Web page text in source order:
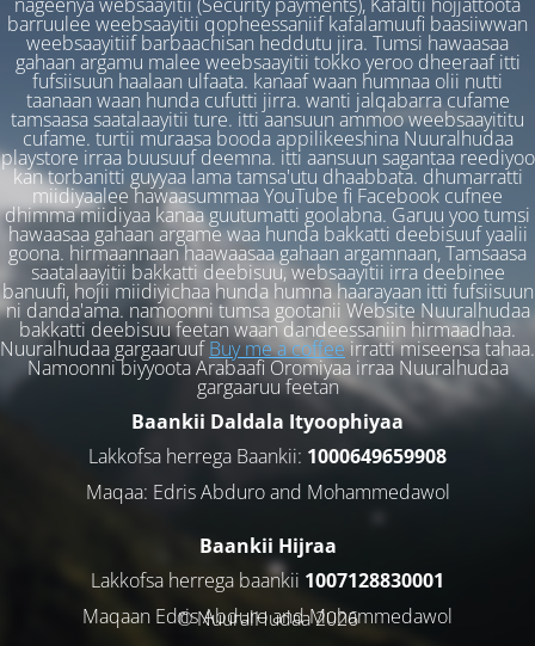
barruulee weebsaayitii qopheessaniif kafalamuufi baasiiwwan
weebsaayitiif barbaachisan heddutu jira. Tumsi hawaasaa
gahaan argamu malee weebsaayitii tokko yeroo dheeraaf itti
fufsiisuun haalaan ulfaata. kanaaf waan humnaa olii nutti
taanaan waan hunda cufutti jirra. wanti jalqabarra cufame
tamsaasa saatalaayitii ture. itti aansuun ammoo weebsaayititu
cufame. turtii muraasa booda appilikeeshina Nuuralhudaa
playstore irraa buusuuf deemna. itti aansuun sagantaa reediyoo
kan torbanitti guyyaa lama tamsa'utu dhaabbata. dhumarratti
miidiyaalee hawaasummaa YouTube fi Facebook cufnee
dhimma miidiyaa kanaa guutumatti goolabna. Garuu yoo tumsi
hawaasaa gahaan argame waa hunda bakkatti deebisuuf yaalii
goona. hirmaannaan haawaasaa gahaan argamnaan, Tamsaasa
saatalaayitii bakkatti deebisuu, websaayitii irra deebinee
banuufi, hojii miidiyichaa hunda humna haarayaan itti fufsiisuun
ni danda'ama. namoonni tumsa gootanii Website Nuuralhudaa
bakkatti deebisuu feetan waan dandeessaniin hirmaadhaa.
Nuuralhudaa gargaaruufBuy me a coffeeirratti miseensa tahaa.
Namoonni biyyoota Arabaafi Oromiyaa irraa Nuuralhudaa
gargaaruu feetan
Baankii Daldala Ityoophiyaa
Lakkofsa herrega Baankii: 1000649659908
Maqaa: Edris Abduro and Mohammedawol
Baankii Hijraa
Lakkofsa herrega baankii 1007128830001
Maqaan Edris Abduro and Muhammedawol
© NuuralHudaa 2026